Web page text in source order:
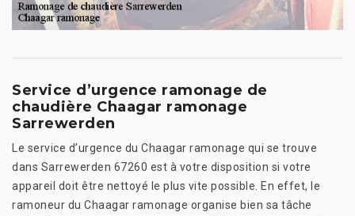
Service d’urgence ramonage de
chaudière Chaagar ramonage
Sarrewerden
Le service d’urgence du Chaagar ramonage qui se trouve
dans Sarrewerden 67260 est à votre disposition si votre
appareil doit être nettoyé le plus vite possible. En effet, le
ramoneur du Chaagar ramonage organise bien sa tâche